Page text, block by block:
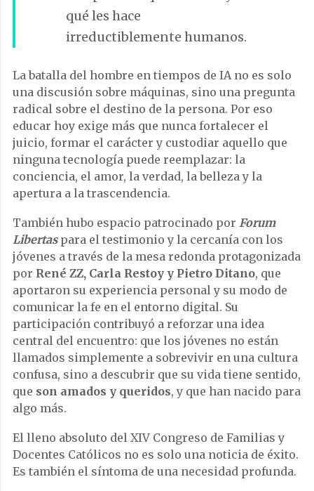
qué les hace
irreductiblemente humanos.
La batalla del hombre en tiempos de IA no es solo
una discusión sobre máquinas, sino una pregunta
radical sobre el destino de la persona. Por eso
educar hoy exige más que nunca fortalecer el
juicio, formar el carácter y custodiar aquello que
ninguna tecnología puede reemplazar: la
conciencia, el amor, la verdad, la belleza y la
apertura a la trascendencia.
También hubo espacio patrocinado por Forum
Libertas para el testimonio y la cercanía con los
jóvenes a través de la mesa redonda protagonizada
por René ZZ, Carla Restoy y Pietro Ditano, que
aportaron su experiencia personal y su modo de
comunicar la fe en el entorno digital. Su
participación contribuyó a reforzar una idea
central del encuentro: que los jóvenes no están
llamados simplemente a sobrevivir en una cultura
confusa, sino a descubrir que su vida tiene sentido,
que son amados y queridos, y que han nacido para
algo más.
El lleno absoluto del XIV Congreso de Familias y
Docentes Católicos no es solo una noticia de éxito.
Es también el síntoma de una necesidad profunda.